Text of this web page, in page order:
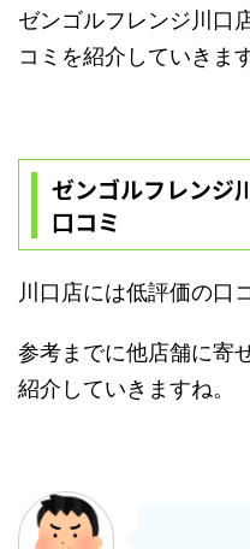
ゼンゴルフレンジ川口
コミを紹介していきます
ゼンゴルフレンジ
口コミ
川口店には低評価の口
参考までに他店舗に寄
紹介していきますね。